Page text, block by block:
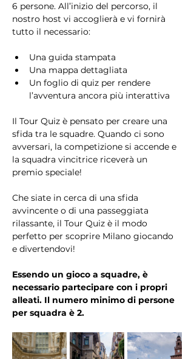
6 persone. All’inizio del percorso, il
nostro host vi accoglierà e vi fornirà
tutto il necessario:
Una guida stampata
Una mappa dettagliata
Un foglio di quiz per rendere
l’avventura ancora più interattiva
Il Tour Quiz è pensato per creare una
sfida tra le squadre. Quando ci sono
avversari, la competizione si accende e
la squadra vincitrice riceverà un
premio speciale!
Che siate in cerca di una sfida
avvincente o di una passeggiata
rilassante, il Tour Quiz è il modo
perfetto per scoprire Milano giocando
e divertendovi!
Essendo un gioco a squadre, è
necessario partecipare con i propri
alleati. Il numero minimo di persone
per squadra è 2.